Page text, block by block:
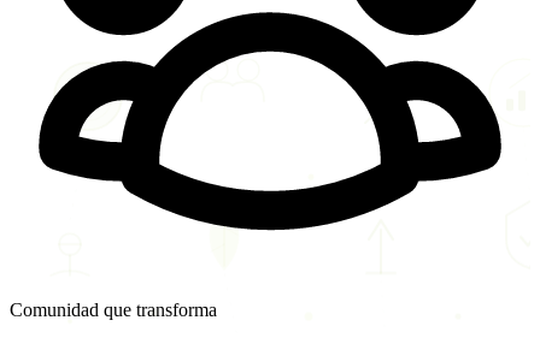
Comunidad que transforma